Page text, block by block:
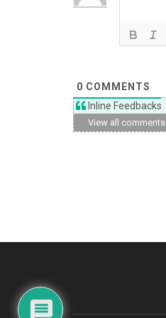
0 COMMENTS
Inline Feedbacks
View all comments